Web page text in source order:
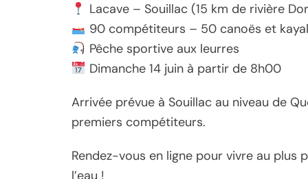
Lacave – Souillac (15 km de rivière
90 compétiteurs – 50 canoës et
Pêche sportive aux leurres
Dimanche 14 juin à partir de 8h00
Arrivée prévue à Souillac au niveau de
premiers compétiteurs.
Rendez-vous en ligne pour vivre au